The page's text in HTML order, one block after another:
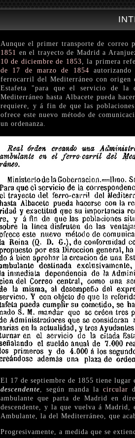
Aunque el primer transporte de
1851 en el trayecto de Madrid a
10 de diciembre de 1853, la primera
de 17 de marzo de 1854
ferrocarril del Mediterráneo con
Estafeta "para que el servicio de la
Mediterráneo hasta Albacete pueda
requiere, y á fin de que las
ofrece este nuevo método de
un ordenanza.
El 17 de septiembre de 1855 tiene
descendente, según manda lacircular
ambulante que parta de Madrid en
descendente, y la que vuelva á Madrid,
Ambulante, la del Mediterráneo, que
Progresivamente, a medida que se